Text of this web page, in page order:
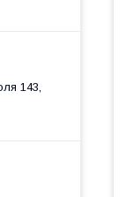
143,